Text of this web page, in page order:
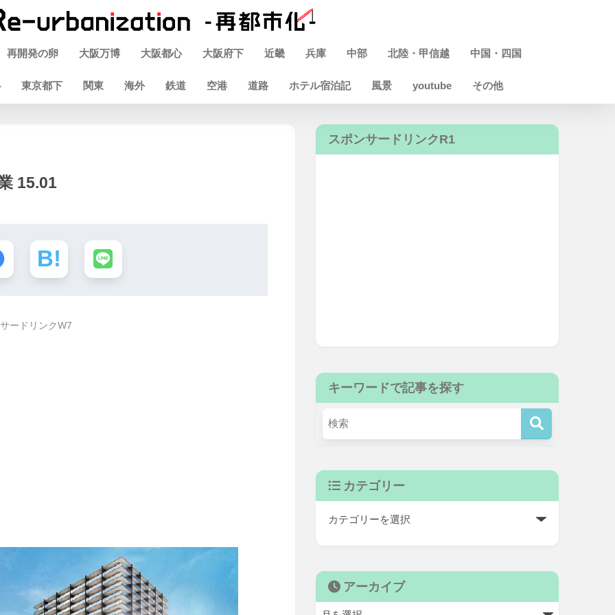
再開発の卵 大阪万博 大阪都心 大阪府下 近畿 兵庫 中部 北陸・甲信越 中国・四国
東京都下 関東 海外 鉄道 空港 道路 ホテル宿泊記 風景 youtube その他
15.01
ードリンクW7
スポンサードリンクR1
キーワードで記事を探す
カテゴリー
アーカイブ